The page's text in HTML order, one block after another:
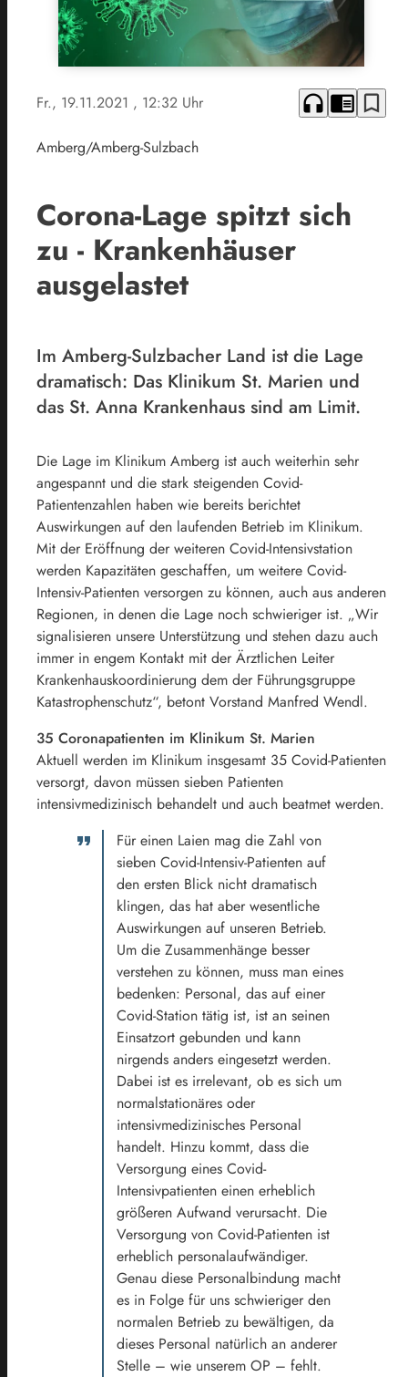
Fr., 19.11.2021 , 12:32 Uhr headphones chrome_reader_mode bookmark_border
Amberg/Amberg-Sulzbach
Corona-Lage spitzt sich
zu - Krankenhäuser
ausgelastet
Im Amberg-Sulzbacher Land ist die Lage
dramatisch: Das Klinikum St. Marien und
das St. Anna Krankenhaus sind am Limit.
Die Lage im Klinikum Amberg ist auch weiterhin sehr
angespannt und die stark steigenden Covid-
Patientenzahlen haben wie bereits berichtet
Auswirkungen auf den laufenden Betrieb im Klinikum.
Mit der Eröffnung der weiteren Covid-Intensivstation
werden Kapazitäten geschaffen, um weitere Covid-
Intensiv-Patienten versorgen zu können, auch aus anderen
Regionen, in denen die Lage noch schwieriger ist. „Wir
signalisieren unsere Unterstützung und stehen dazu auch
immer in engem Kontakt mit der Ärztlichen Leiter
Krankenhauskoordinierung dem der Führungsgruppe
Katastrophenschutz“, betont Vorstand Manfred Wendl.
35 Coronapatienten im Klinikum St. Marien
Aktuell werden im Klinikum insgesamt 35 Covid-Patienten
versorgt, davon müssen sieben Patienten
intensivmedizinisch behandelt und auch beatmet werden.
Für einen Laien mag die Zahl von
sieben Covid-Intensiv-Patienten auf
den ersten Blick nicht dramatisch
klingen, das hat aber wesentliche
Auswirkungen auf unseren Betrieb.
Um die Zusammenhänge besser
verstehen zu können, muss man eines
bedenken: Personal, das auf einer
Covid-Station tätig ist, ist an seinen
Einsatzort gebunden und kann
nirgends anders eingesetzt werden.
Dabei ist es irrelevant, ob es sich um
normalstationäres oder
intensivmedizinisches Personal
handelt. Hinzu kommt, dass die
Versorgung eines Covid-
Intensivpatienten einen erheblich
größeren Aufwand verursacht. Die
Versorgung von Covid-Patienten ist
erheblich personalaufwändiger.
Genau diese Personalbindung macht
es in Folge für uns schwieriger den
normalen Betrieb zu bewältigen, da
dieses Personal natürlich an anderer
Stelle – wie unserem OP – fehlt.